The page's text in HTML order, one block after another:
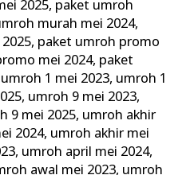
2025, paket umroh
murah mei 2024,
, paket umroh promo
mei 2024, paket
umroh 1 mei 2023, umroh 1
, umroh 9 mei 2023,
9 mei 2025, umroh akhir
2024, umroh akhir mei
, umroh april mei 2024,
awal mei 2023, umroh